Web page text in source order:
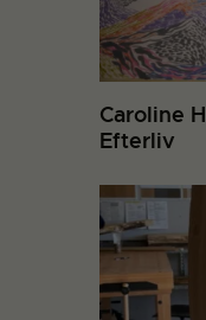
Caroline
Efterliv